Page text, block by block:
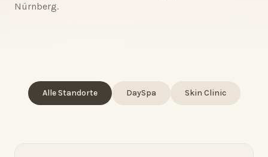
Nürnberg.
Alle Standorte DaySpa Skin Clinic